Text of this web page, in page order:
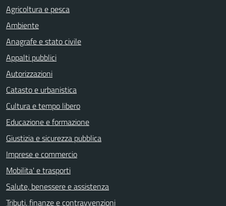
Agricoltura e pesca
Ambiente
Anagrafe e stato civile
Appalti pubblici
Autorizzazioni
Catasto e urbanistica
Cultura e tempo libero
Educazione e formazione
Giustizia e sicurezza pubblica
Imprese e commercio
Mobilita' e trasporti
Salute, benessere e assistenza
Tributi, finanze e contravvenzioni